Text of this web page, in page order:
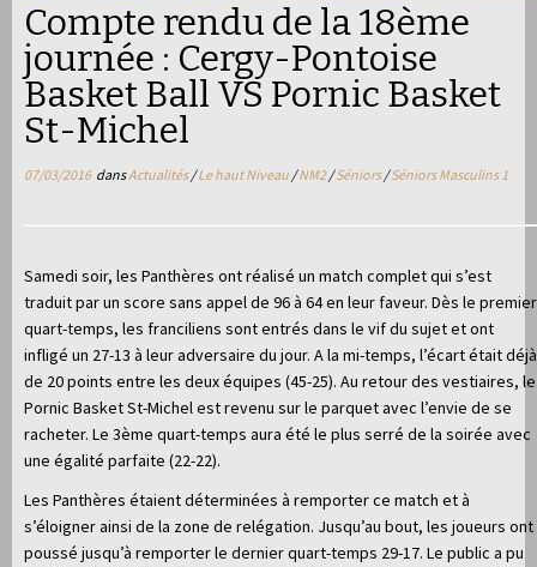
Compte rendu de la 18ème
journée : Cergy-Pontoise
Basket Ball VS Pornic Basket
St-Michel
07/03/2016dansActualités/Le haut Niveau /NM2/Séniors/Séniors Masculins 1
Samedi soir, les Panthères ont réalisé un match complet qui s’est
traduit par un score sans appel de 96 à 64 en leur faveur. Dès le premier
quart-temps, les franciliens sont entrés dans le vif du sujet et ont
infligé un 27-13 à leur adversaire du jour. A la mi-temps, l’écart était déjà
de 20 points entre les deux équipes (45-25). Au retour des vestiaires, le
Pornic Basket St-Michel est revenu sur le parquet avec l’envie de se
racheter. Le 3ème quart-temps aura été le plus serré de la soirée avec
une égalité parfaite (22-22).
Les Panthères étaient déterminées à remporter ce match et à
s’éloigner ainsi de la zone de relégation. Jusqu’au bout, les joueurs ont
poussé jusqu’à remporter le dernier quart-temps 29-17. Le public a pu